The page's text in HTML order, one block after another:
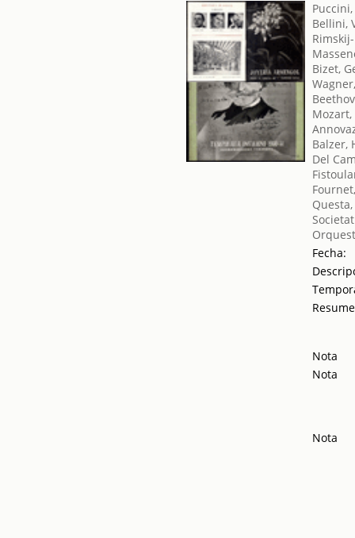
Bellini,
Bizet,
Balzer,
Del
Fecha:
Nota
Nota
Nota